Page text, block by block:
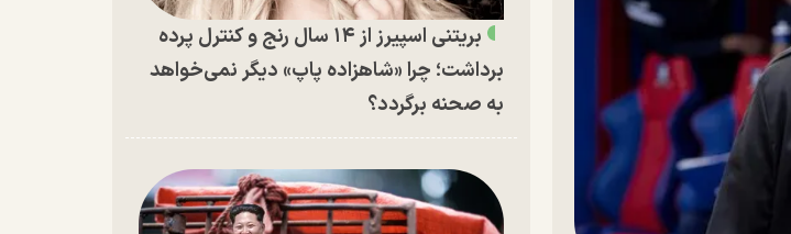
بریتنی اسپیرز از ۱۴ سال رنج و کنترل پرده
برداشت؛ چرا «شاهزاده پاپ» دیگر نمی‌خواهد
به صحنه برگردد؟